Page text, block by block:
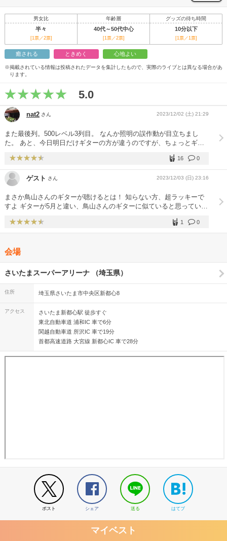
男女比 年齢層 グッズの待ち時間
半々 40代～50代中心 10分以下
[1票／2票] [1票／2票] [1票／1票]
癒される ときめく 心地よい
※掲載されている情報は投稿されたデータを集計したもので、実際のライブとは異なる場合があ
ります。
5.0
nat2 さん 2023/12/02 (土) 21:29
また最後列。500レベル3列目。 なんか照明の誤作動が目立ちまし
た。 あと、今日明日だけギターの方が違うのですが、ちょっとギタ
座りながら見る方しかいなく、私一人だけ立ってましたが、隣のおば
さまがアンコールが始まる時、「私も立とう！」と宣言され、見知ら
ぬ隣同士、二人で立って盛り上がりました。ちょっと嬉しかったな。
5月のSSAではなかったWコールもありました。 最近「いつまでやれ
るかわからないけど」と弱気な発言が多いけど、ずっとついて行きま
すから、少しでも元気に活動してほしいです。 ユーミンは「残りの
詞です。 本当にありがとう。
0
16
ゲスト さん 2023/12/03 (日) 23:16
まさか鳥山さんのギターが聴けるとは！ 知らない方、超ラッキーで
すよ ギターが5月と違い、鳥山さんのギターに似ていると思っていた
0
1
会場
さいたまスーパーアリーナ （埼玉県）
住所 埼玉県さいたま市中央区新都心8
アクセス
さいたま新都心駅 徒歩すぐ
東北自動車道 浦和IC 車で6分
関越自動車道 所沢IC 車で19分
首都高速道路 大宮線 新都心IC 車で28分
ポスト シェア 送る はてブ
マイベスト